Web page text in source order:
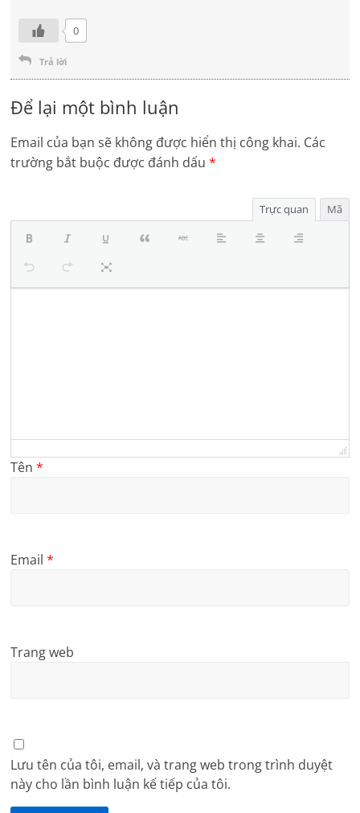
0
Trả lời
Để lại một bình luận
Email của bạn sẽ không được hiển thị công khai. Các
trường bắt buộc được đánh dấu*
Trực quan Mã
Tên*
Email*
Trang web
Lưu tên của tôi, email, và trang web trong trình duyệt
này cho lần bình luận kế tiếp của tôi.